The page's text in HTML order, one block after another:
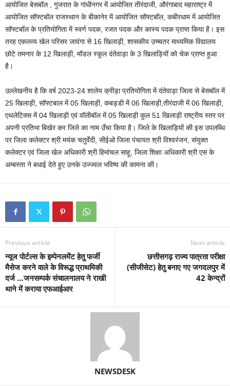
आयोजित बेसबॉल , गुजरात के गांधीनगर में आयोजित तीरंदाजी, औरंगाबाद महाराष्ट्र में
आयोजित सॉफ्टबॉल राजस्थान के बीकानेर में आयोजित सॉफ्टबॉल, कबीरधाम में आयोजित
सॉफ्टबॉल के प्रतियोगिता में स्वर्ण पदक, रजत पदक और कास्य पदक प्राप्त किया है। इस
तरह एकलव्य खेल परिसर जावंगा से 16 खिलाड़ी, शासकीय उच्चतर माध्यमिक विद्यालय
छोटे तमनार के 12 खिलाड़ी, मॉडल स्कूल दंतेवाड़ा के 3 खिलाड़ियों को चेक प्राप्त हुआ
है।
उल्लेखनीय है कि वर्ष 2023-24 शालेय क्रीड़ा प्रतियोगिता में दंतेवाड़ा जिला से बेसबॉल में
25 खिलाड़ी, सॉफ्टबाल में 05 खिलाड़ी, कबड्डी में 06 खिलाड़ी,तीरंदाजी में 06 खिलाड़ी,
एथलेटिक्स में 04 खिलाड़ी एवं वॉलीबॉल में 05 खिलाड़ी कुल 51 खिलाड़ी राष्ट्रीय स्तर पर
अपनी प्रतिभा बिखेर कर जिले का नाम उँचा किया है। जिले के खिलाड़ियों की इस उपलब्धि
पर जिला कलेक्टर श्री मयंक चतुर्वेदी, सीईओ जिला पंचायत श्री विश्वरंजन, संयुक्त
कलेक्टर एवं जिला खेल अधिकारी श्री हिमांचल साहू, जिला शिक्षा अधिकारी श्री एस के
अम्बस्ता ने बधाई देते हुए उनके उज्ज्वल भविष्य की कामना की।
Previous article
न्यूज पोर्टल्स के इम्पेनलमेंट हेतु फर्जी
मैसेज करने वाले के विरूद्ध प्राथमिकी
दर्ज …जनसम्पर्क संचालनालय ने राखी
थाने में कराया एफआईआर
Next article
छत्तीसगढ़ राज्य पात्रता परीक्षा
(सीजीसेट) हेतु बनाए गए जगदलपुर में
42 केन्द्रों
NEWSDESK